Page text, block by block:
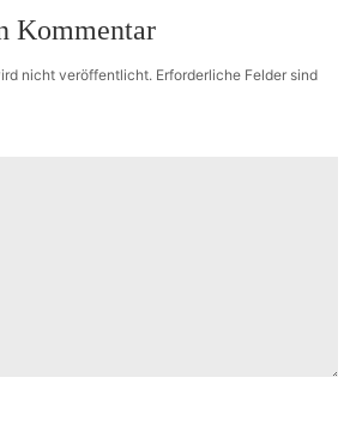
Kommentar
nicht veröffentlicht. Erforderliche Felder sind